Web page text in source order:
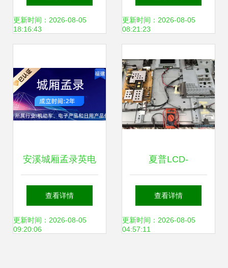
体工商户登记点，
家落户”
更新时间：2026-08-05
18:16:43
焊一体机 日用电器
更新时间：2026-08-05
08:21:23
安溪城厢孟录英电
器维修店 专业守
护，温暖万家灯火
查看详情
更新时间：2026-08-05
09:20:06
夏普LCD-
46GE50A液晶电视
反复重启故障检修
查看详情
更新时间：2026-08-05
04:57:11